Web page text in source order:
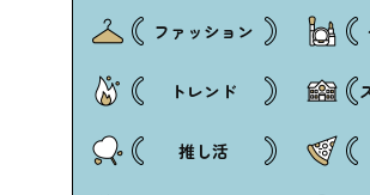
ファッション
トレンド
推し活